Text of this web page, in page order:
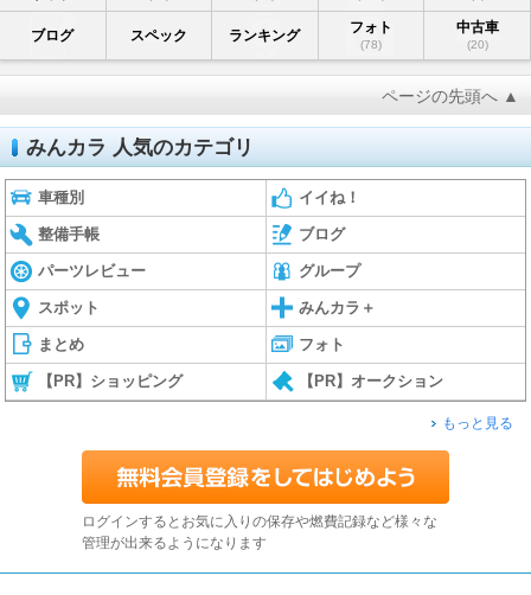
ブログ スペック ランキング フォト
(78)
中古車
(20)
ページの先頭へ ▲
みんカラ 人気のカテゴリ
車種別 イイね！
整備手帳 ブログ
パーツレビュー グループ
スポット みんカラ＋
まとめ フォト
【PR】ショッピング 【PR】オークション
もっと見る
ログインするとお気に入りの保存や燃費記録など様々な
管理が出来るようになります